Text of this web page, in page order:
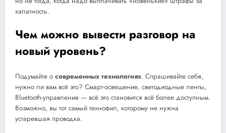
халатность.
Чем можно вывести разговор на
новый уровень?
Подумайте о современных технологиях. Спрашивайте себя,
нужно ли вам всё это? Смарт-освещение, светодиодные ленты,
Bluetooth-управление — всё это становится всё более доступным.
Возможно, вы тот самый технофил, которому не нужна
устаревшая проводка.